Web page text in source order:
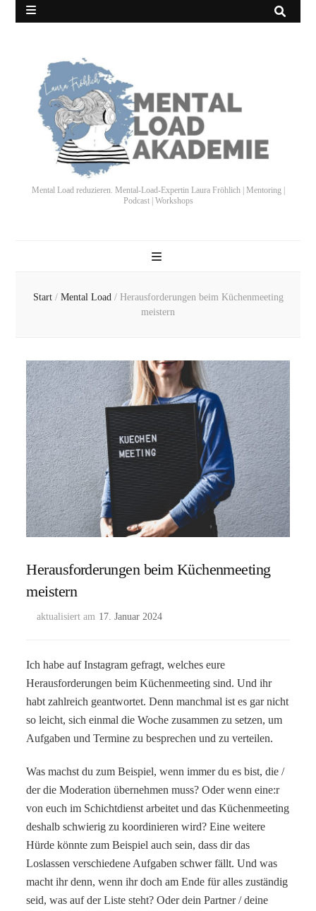
Mental Load reduzieren. Mental-Load-Expertin Laura Fröhlich | Mentoring |
Podcast | Workshops
Start / Mental Load / Herausforderungen beim Küchenmeeting
meistern
Herausforderungen beim Küchenmeeting
meistern
aktualisiert am 17. Januar 2024
Ich habe auf Instagram gefragt, welches eure
Herausforderungen beim Küchenmeeting sind. Und ihr
habt zahlreich geantwortet. Denn manchmal ist es gar nicht
so leicht, sich einmal die Woche zusammen zu setzen, um
Aufgaben und Termine zu besprechen und zu verteilen.
Was machst du zum Beispiel, wenn immer du es bist, die /
der die Moderation übernehmen muss? Oder wenn eine:r
von euch im Schichtdienst arbeitet und das Küchenmeeting
deshalb schwierig zu koordinieren wird? Eine weitere
Hürde könnte zum Beispiel auch sein, dass dir das
Loslassen verschiedene Aufgaben schwer fällt. Und was
macht ihr denn, wenn ihr doch am Ende für alles zuständig
seid, was auf der Liste steht? Oder dein Partner / deine